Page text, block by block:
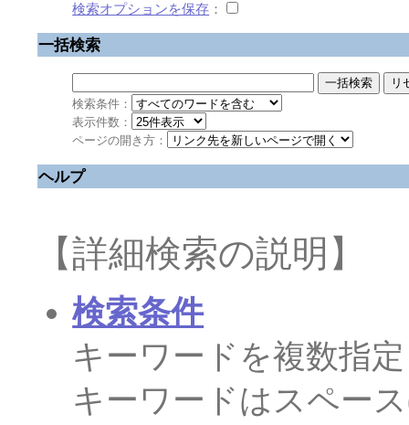
検索オプションを保存 ：
一括検索
検索条件：
表示件数：
ページの開き方：
ヘルプ
【詳細検索の説明】
検索条件
キーワードを複数指
キーワードはスペー